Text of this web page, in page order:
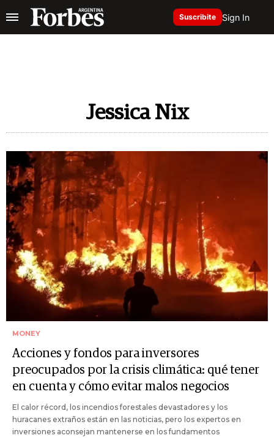
Suscribite Sign In
Jessica Nix
MONEY
Acciones y fondos para inversores
preocupados por la crisis climática: qué tener
en cuenta y cómo evitar malos negocios
El calor récord, los incendios forestales devastadores y los
huracanes extraños están en las noticias, pero los expertos en
inversiones aconsejan mantenerse en los fundamentos